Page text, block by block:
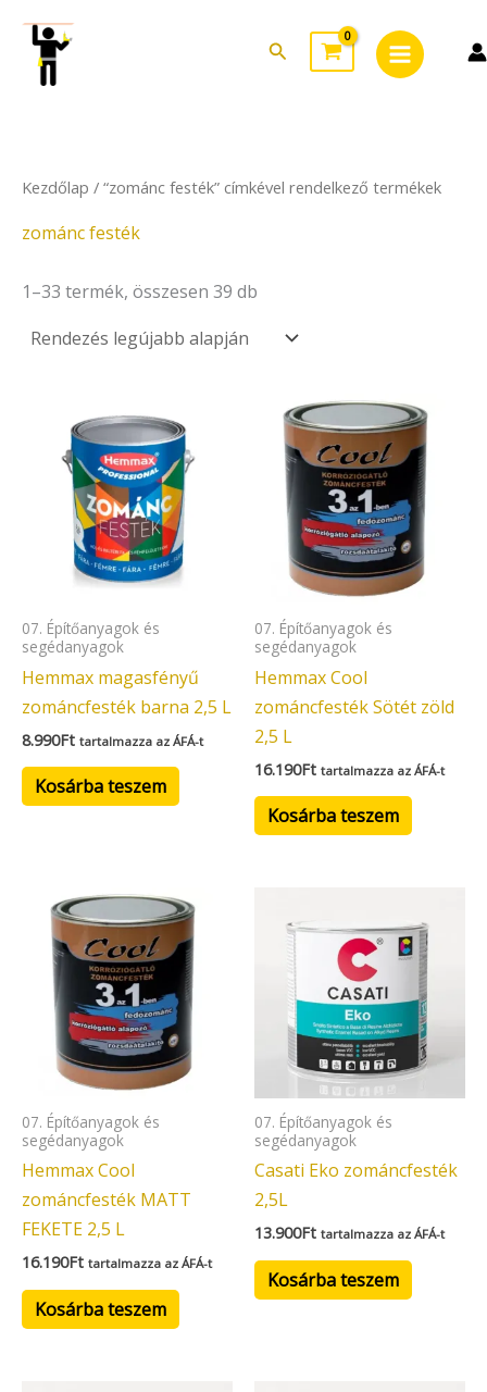
content
Search
Menu
Kezdőlap / “zománc festék” címkével rendelkező termékek
zománc festék
1–33 termék, összesen 39 db
latest
07. Építőanyagok és
segédanyagok
Hemmax magasfényű
zománcfesték barna 2,5 L
8.990Ft tartalmazza az ÁFÁ-t
Kosárba teszem
07. Építőanyagok és
segédanyagok
Hemmax Cool
zománcfesték Sötét zöld
2,5 L
16.190Ft tartalmazza az ÁFÁ-t
Kosárba teszem
07. Építőanyagok és
segédanyagok
Hemmax Cool
zománcfesték MATT
FEKETE 2,5 L
16.190Ft tartalmazza az ÁFÁ-t
Kosárba teszem
07. Építőanyagok és
segédanyagok
Casati Eko zománcfesték
2,5L
13.900Ft tartalmazza az ÁFÁ-t
Kosárba teszem